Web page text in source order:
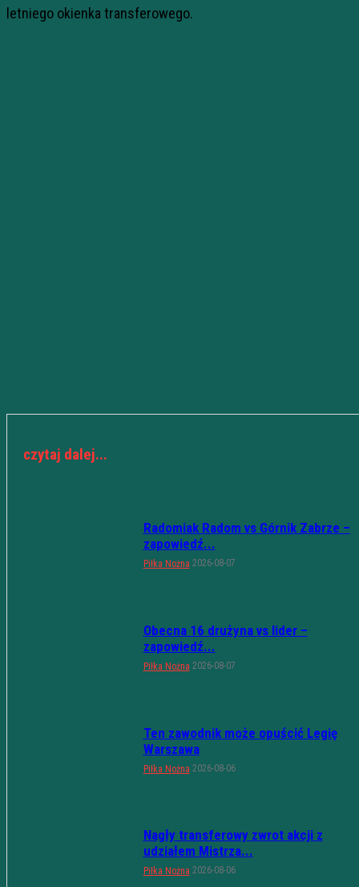
letniego okienka transferowego.
czytaj dalej...
Radomiak Radom vs Górnik Zabrze –
zapowiedź...
Piłka Nożna 2026-08-07
Obecna 16 drużyna vs lider –
zapowiedź...
Piłka Nożna 2026-08-07
Ten zawodnik może opuścić Legię
Warszawa
Piłka Nożna 2026-08-06
Nagły transferowy zwrot akcji z
udziałem Mistrza...
Piłka Nożna 2026-08-06